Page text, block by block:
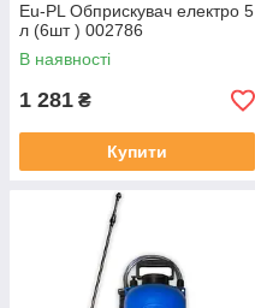
Eu-PL Обприскувач електро 5
л (6шт ) 002786
В наявності
1 281 ₴
Купити